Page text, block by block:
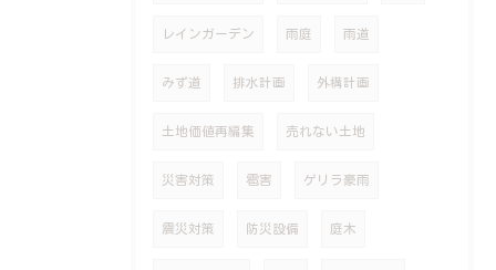
レインガーデン 雨庭 雨道
みず道 排水計画 外構計画
土地価値再編集 売れない土地
災害対策 雹害 ゲリラ豪雨
震災対策 防災設備 庭木